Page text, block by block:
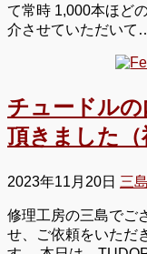
て常時 1,000本ほど
介させていただいて
チュードル
頂きました（
2023年11月20日 三
修理工房の三島でご
せ、ご依頼をいただ